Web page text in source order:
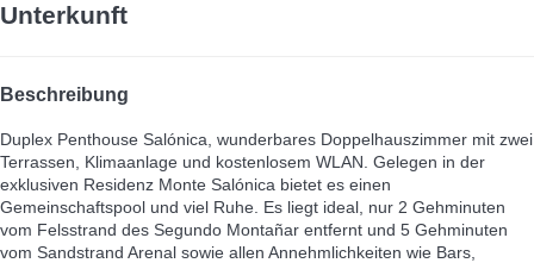
Unterkunft
Beschreibung
Duplex Penthouse Salónica, wunderbares Doppelhauszimmer mit zwei
Terrassen, Klimaanlage und kostenlosem WLAN. Gelegen in der
exklusiven Residenz Monte Salónica bietet es einen
Gemeinschaftspool und viel Ruhe. Es liegt ideal, nur 2 Gehminuten
vom Felsstrand des Segundo Montañar entfernt und 5 Gehminuten
vom Sandstrand Arenal sowie allen Annehmlichkeiten wie Bars,